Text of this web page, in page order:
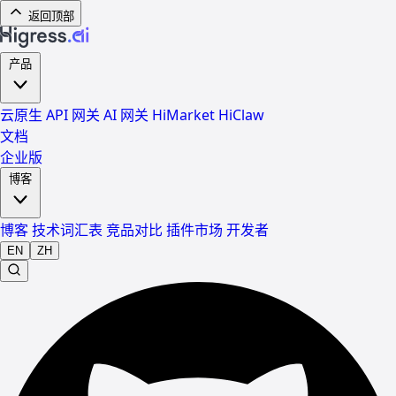
返回顶部
云原生 API 网关 AI 网关 HiMarket HiClaw
文档
企业版
博客技术词汇表 竞品对比 插件市场 开发者
EN ZH